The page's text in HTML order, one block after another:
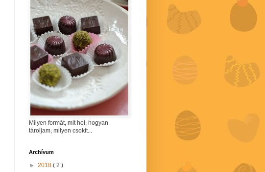
Milyen formát, mit hol, hogyan
tároljam, milyen csokit...
Archívum
► 2018 ( 2 )